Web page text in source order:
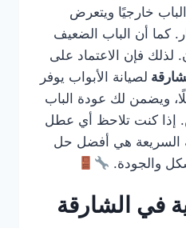
خارجيًا ويتعرض
كما أن الباب الضعيف
لذلك فإن الاعتماد على
لصيانة الأبواب يوفر
ويضمن لك عودة الباب
إذا كنت تلاحظ أي عطل
السريعة هي أفضل حل
والجودة.
في الشارقة